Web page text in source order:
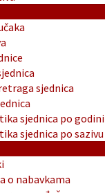
sjednica
sjednica po godini
sjednica po sazivu
o nabavkama